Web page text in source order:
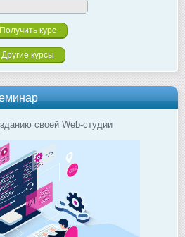
Другие курсы
своей Web-студии